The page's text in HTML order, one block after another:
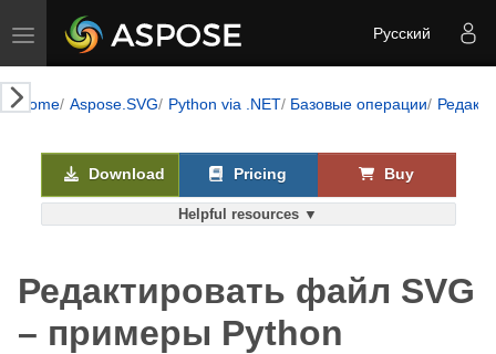
Toggle navigation Русский
AIHome Aspose.SVG Python via .NET Базовые операции
Helpful resources ▼
Download Pricing Buy
Редактировать файл SVG
– примеры Python